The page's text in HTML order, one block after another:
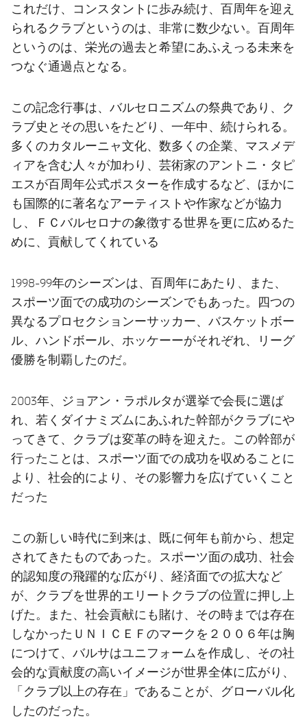
結果
順位表
スケジュール
チケット
順位表
PLUSICON
LABEL.ARIA.PLUS
トップチーム
plusicon
label.aria.plus
チケット
結果
順位表
これだけ、コンスタントに歩み続け、百周年を迎え
られるクラブというのは、非常に数少ない。百周年
というのは、栄光の過去と希望にあふえっる未来を
つなぐ通過点となる。
この記念行事は、バルセロニズムの祭典であり、ク
ラブ史とその思いをたどり、一年中、続けられる。
多くのカタルーニャ文化、数多くの企業、マスメデ
ィアを含む人々が加わり、芸術家のアントニ・タピ
エスが百周年公式ポスターを作成するなど、ほかに
も国際的に著名なアーティストや作家などが協力
し、ＦＣバルセロナの象徴する世界を更に広めるた
めに、貢献してくれている
1998-99年のシーズンは、百周年にあたり、また、
スポーツ面での成功のシーズンでもあった。四つの
異なるプロセクションーサッカー、バスケットボー
ル、ハンドボール、ホッケーーがそれぞれ、リーグ
優勝を制覇したのだ。
2003年、ジョアン・ラポルタが選挙で会長に選ば
れ、若くダイナミズムにあふれた幹部がクラブにや
ってきて、クラブは変革の時を迎えた。この幹部が
行ったことは、スポーツ面での成功を収めることに
より、社会的により、その影響力を広げていくこと
だった
この新しい時代に到来は、既に何年も前から、想定
されてきたものであった。スポーツ面の成功、社会
的認知度の飛躍的な広がり、経済面での拡大など
が、クラブを世界的エリートクラブの位置に押し上
げた。また、社会貢献にも賭け、その時までは存在
しなかったＵＮＩＣＥＦのマークを２００６年は胸
につけて、バルサはユニフォームを作成し、その社
会的な貢献度の高いイメージが世界全体に広がり、
「クラブ以上の存在」であることが、グローバル化
したのだった。